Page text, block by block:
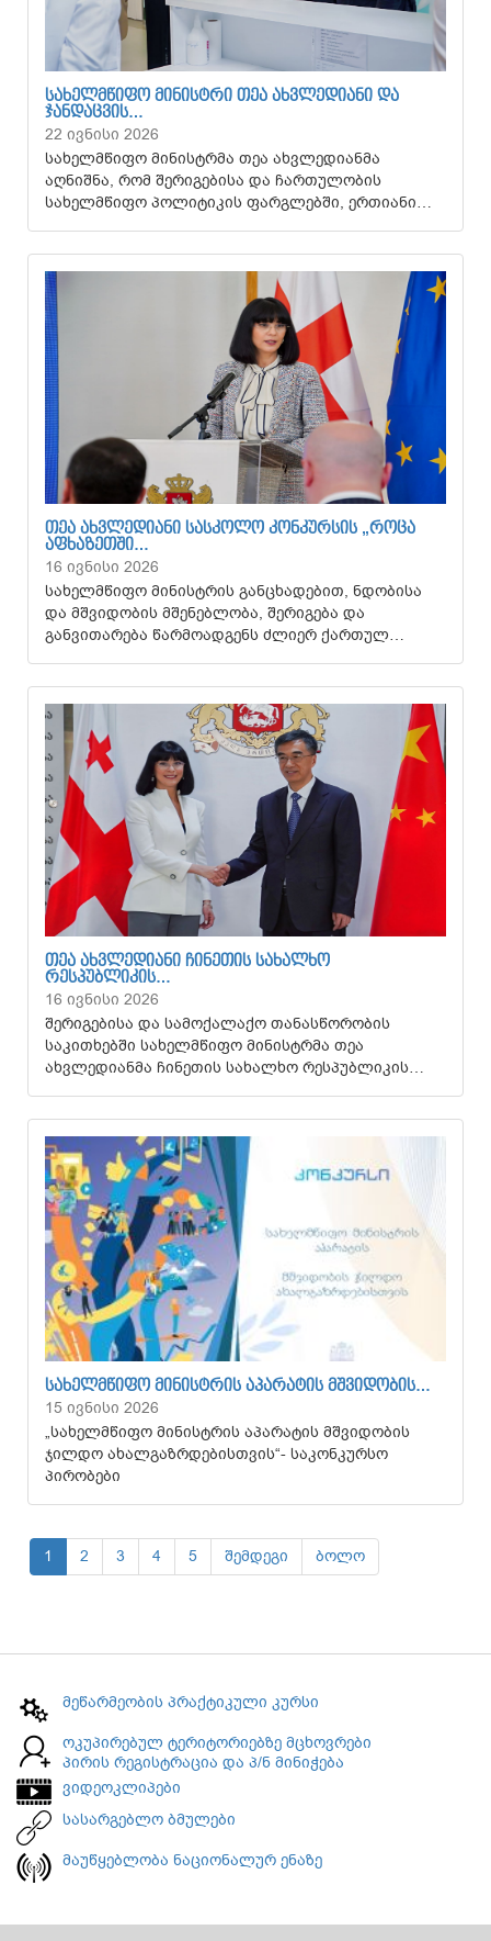
ᲡᲐᲮᲔᲚᲛᲬᲘᲤᲝ ᲛᲘᲜᲘᲡᲢᲠᲘ ᲗᲔᲐ ᲐᲮᲕᲚᲔᲓᲘᲐᲜᲘ ᲓᲐ
ᲯᲐᲜᲓᲐᲪᲕᲘᲡ…
22 ივნისი 2026
სახელმწიფო მინისტრმა თეა ახვლედიანმა
აღნიშნა, რომ შერიგებისა და ჩართულობის
სახელმწიფო პოლიტიკის ფარგლებში, ერთიანი…
ᲗᲔᲐ ᲐᲮᲕᲚᲔᲓᲘᲐᲜᲘ ᲡᲐᲡᲙᲝᲚᲝ ᲙᲝᲜᲙᲣᲠᲡᲘᲡ „ᲠᲝᲪᲐ
ᲐᲤᲮᲐᲖᲔᲗᲨᲘ…
16 ივნისი 2026
სახელმწიფო მინისტრის განცხადებით, ნდობისა
და მშვიდობის მშენებლობა, შერიგება და
განვითარება წარმოადგენს ძლიერ ქართულ…
ᲗᲔᲐ ᲐᲮᲕᲚᲔᲓᲘᲐᲜᲘ ᲩᲘᲜᲔᲗᲘᲡ ᲡᲐᲮᲐᲚᲮᲝ
ᲠᲔᲡᲞᲣᲑᲚᲘᲙᲘᲡ…
16 ივნისი 2026
შერიგებისა და სამოქალაქო თანასწორობის
საკითხებში სახელმწიფო მინისტრმა თეა
ახვლედიანმა ჩინეთის სახალხო რესპუბლიკის…
ᲡᲐᲮᲔᲚᲛᲬᲘᲤᲝ ᲛᲘᲜᲘᲡᲢᲠᲘᲡ ᲐᲞᲐᲠᲐᲢᲘᲡ ᲛᲨᲕᲘᲓᲝᲑᲘᲡ…
15 ივნისი 2026
„სახელმწიფო მინისტრის აპარატის მშვიდობის
ჯილდო ახალგაზრდებისთვის“- საკონკურსო
პირობები
1 2 3 4 5 შემდეგი ბოლო
მეწარმეობის პრაქტიკული კურსი
ოკუპირებულ ტერიტორიებზე მცხოვრები
პირის რეგისტრაცია და პ/ნ მინიჭება
ვიდეოკლიპები
სასარგებლო ბმულები
მაუწყებლობა ნაციონალურ ენაზე